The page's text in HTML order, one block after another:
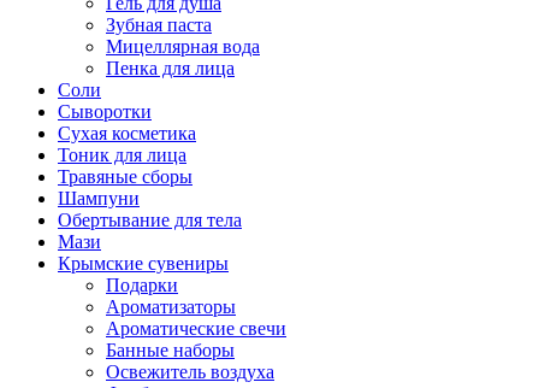
Зубная паста
Мицеллярная вода
Пенка для лица
Соли
Сыворотки
Сухая косметика
Тоник для лица
Травяные сборы
Шампуни
Обертывание для тела
Мази
Крымские сувениры
Подарки
Ароматизаторы
Ароматические свечи
Банные наборы
Освежитель воздуха